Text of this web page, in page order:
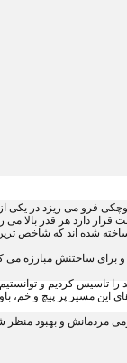
فرو می ریزد در
دارد هر قدر بالا
شده اند که شاخص ترین
شهری و فرهنگی به دست فراموشی سپرده شده است.
در سال 1390، با هدف تمرکز بر شهر
این مسیر پر پیچ و خم،
مردمانش و بهبود